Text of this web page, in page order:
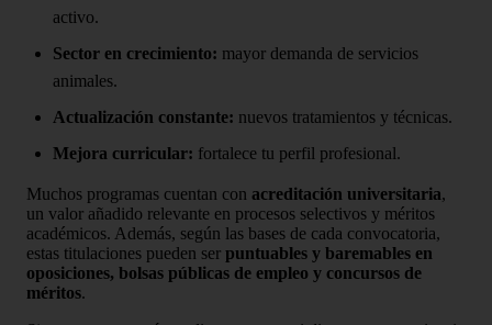
activo.
Sector en crecimiento: mayor demanda de servicios
animales.
Actualización constante: nuevos tratamientos y técnicas.
Mejora curricular: fortalece tu perfil profesional.
Muchos programas cuentan con acreditación universitaria,
un valor añadido relevante en procesos selectivos y méritos
académicos. Además, según las bases de cada convocatoria,
estas titulaciones pueden ser puntuables y baremables en
oposiciones, bolsas públicas de empleo y concursos de
méritos.